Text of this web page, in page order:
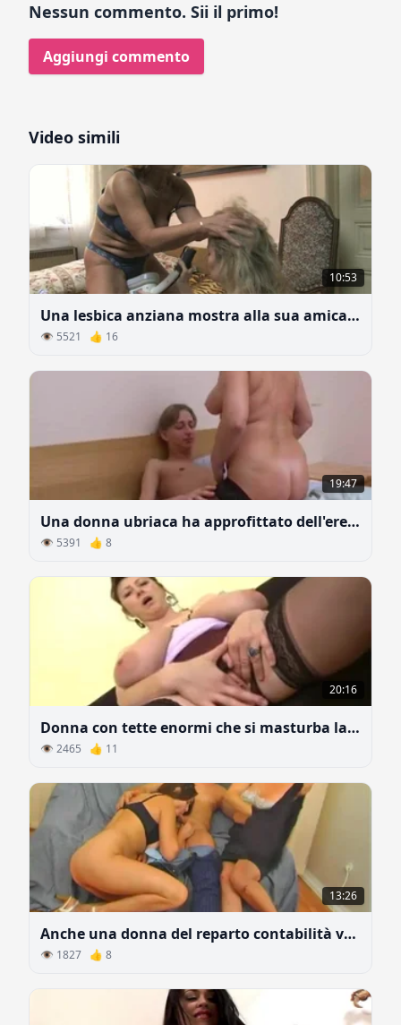
Nessun commento. Sii il primo!
Aggiungi commento
Video simili
10:53
Una lesbica anziana mostra alla sua amica quanto può essere bello senza uomini
👁 5521 👍 16
19:47
Una donna ubriaca ha approfittato dell'erezione mattutina del figlio della sua amica
👁 5391 👍 8
20:16
Donna con tette enormi che si masturba la figa
👁 2465 👍 11
13:26
Anche una donna del reparto contabilità vuole fare sesso
👁 1827 👍 8